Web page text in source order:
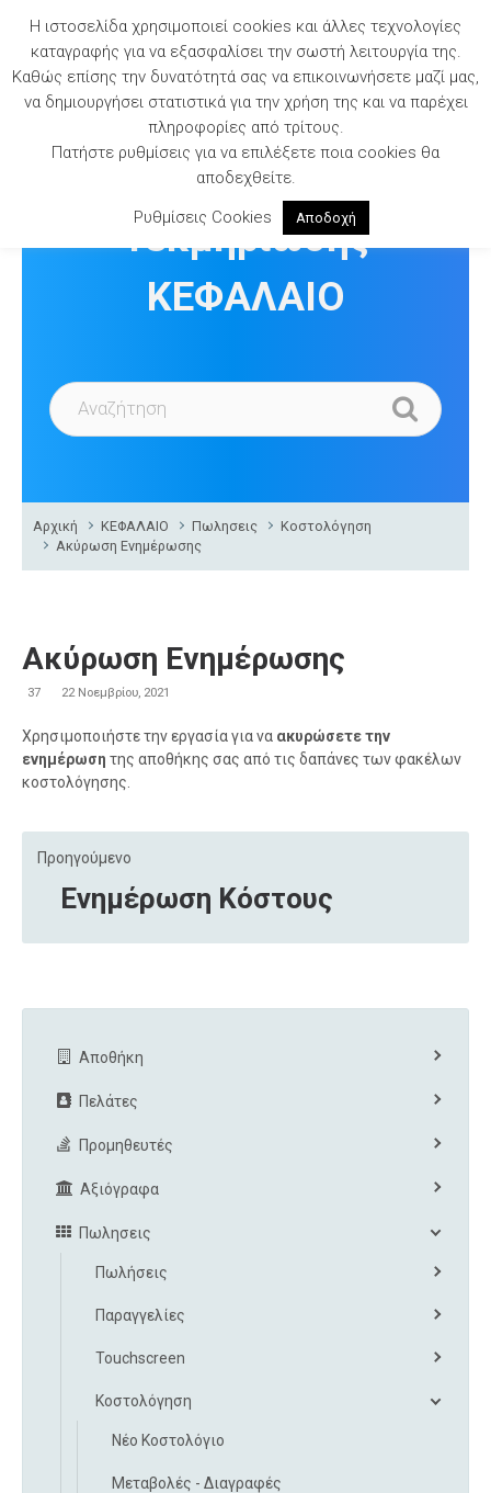
content
Βιβλιοθήκη
Τεκμηρίωσης
ΚΕΦΑΛΑΙΟ
Αρχική ΚΕΦΑΛΑΙΟ Πωλησεις
Κοστολόγηση
Ακύρωση Ενημέρωσης
Ακύρωση Ενημέρωσης
37 22 Νοεμβρίου, 2021
Χρησιμοποιήστε την εργασία για να ακυρώσετε την
ενημέρωση της αποθήκης σας από τις δαπάνες των φακέλων
κοστολόγησης.
Προηγούμενο
Ενημέρωση Κόστους
Αποθήκη
Πελάτες
Προμηθευτές
Αξιόγραφα
Πωλησεις
Πωλήσεις
Παραγγελίες
Touchscreen
Κοστολόγηση
Νέο Κοστολόγιο
Μεταβολές - Διαγραφές
Η ιστοσελίδα χρησιμοποιεί cookies και άλλες τεχνολογίες
καταγραφής για να εξασφαλίσει την σωστή λειτουργία της.
Καθώς επίσης την δυνατότητά σας να επικοινωνήσετε μαζί μας,
να δημιουργήσει στατιστικά για την χρήση της και να παρέχει
πληροφορίες από τρίτους.
Πατήστε ρυθμίσεις για να επιλέξετε ποια cookies θα
αποδεχθείτε.
Ρυθμίσεις Cookies
Αποδοχή